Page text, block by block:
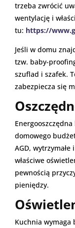
trzeba zwrócić
wentylację i
tu: https://
Jeśli w domu
tzw. baby-
szuflad i szafek.
zabezpiecza się
domowego
AGD,
właściwe
pewnością
pieniędzy.
Kuchnia wymaga